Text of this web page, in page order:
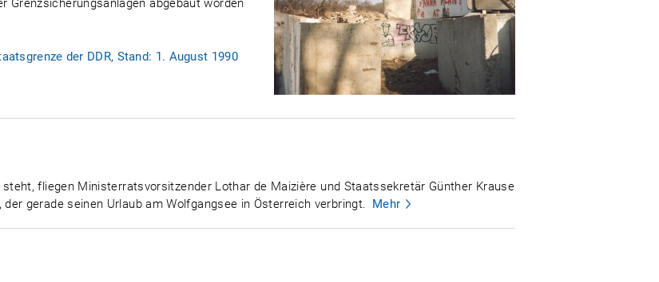
Grenzsicherungsanlagen abgebaut worden
der DDR, Stand: 1. August 1990
fliegen Ministerratsvorsitzender Lothar de Maizière und Staatssekretär Günther Krause
gerade seinen Urlaub am Wolfgangsee in Österreich verbringt.
Mehr